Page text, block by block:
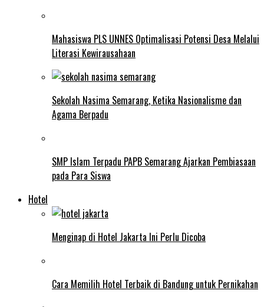
Mahasiswa PLS UNNES Optimalisasi Potensi Desa Melalui
Literasi Kewirausahaan
Sekolah Nasima Semarang, Ketika Nasionalisme dan
Agama Berpadu
SMP Islam Terpadu PAPB Semarang Ajarkan Pembiasaan
pada Para Siswa
Hotel
Menginap di Hotel Jakarta Ini Perlu Dicoba
Cara Memilih Hotel Terbaik di Bandung untuk Pernikahan